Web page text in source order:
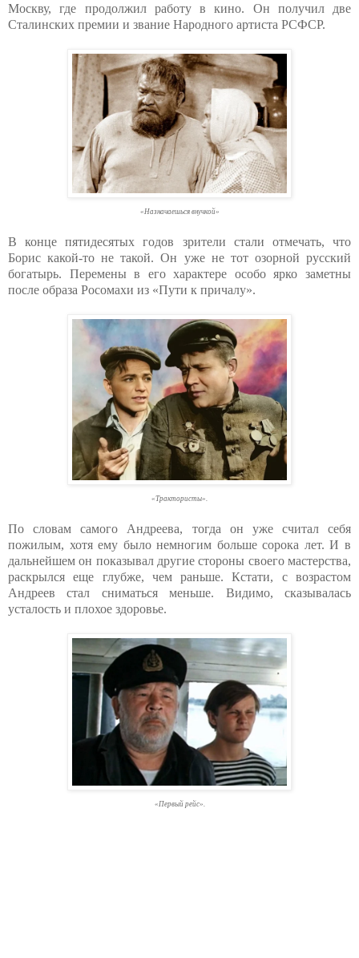
Москву, где продолжил работу в кино. Он получил две
Сталинских премии и звание Народного артиста РСФСР.
«Назначаешься внучкой»
В конце пятидесятых годов зрители стали отмечать, что
Борис какой-то не такой. Он уже не тот озорной русский
богатырь. Перемены в его характере особо ярко заметны
после образа Росомахи из «Пути к причалу».
«Трактористы».
По словам самого Андреева, тогда он уже считал себя
пожилым, хотя ему было немногим больше сорока лет. И в
дальнейшем он показывал другие стороны своего мастерства,
раскрылся еще глубже, чем раньше. Кстати, с возрастом
Андреев стал сниматься меньше. Видимо, сказывалась
усталость и плохое здоровье.
«Первый рейс».